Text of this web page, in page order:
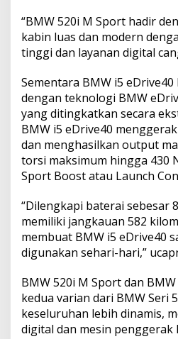
“BMW 520i M Sport hadir
kabin luas dan modern
tinggi dan layanan digital
Sementara BMW i5
dengan teknologi BMW
yang ditingkatkan secara
BMW i5 eDrive40
dan menghasilkan output
torsi maksimum hingga 430
Sport Boost atau Launch
“Dilengkapi baterai sebesar
memiliki jangkauan 582
membuat BMW i5 eDrive40
digunakan sehari-hari,”
BMW 520i M Sport dan
kedua varian dari BMW Seri
keseluruhan lebih dinamis,
digital dan mesin penggerak